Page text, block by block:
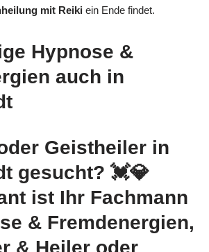
mit Reiki ein Ende findet.
Hypnose &
auch in
Geistheiler in
gesucht? 💓️💎
ist Ihr Fachmann
& Fremdenergien,
& Heiler oder